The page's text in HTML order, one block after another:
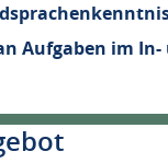
Aufgaben im